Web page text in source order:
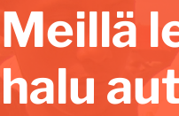
Meillä
halu